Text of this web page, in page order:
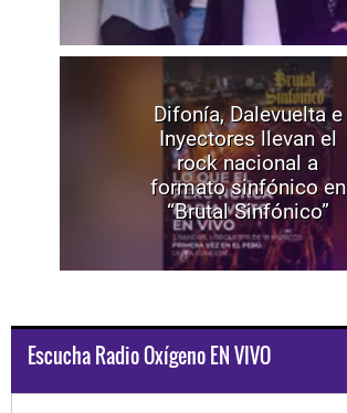
Difonía, Dalevuelta e
Inyectores llevan el
rock nacional a
formato sinfónico en
“Brutal Sinfónico”
Escucha Radio Oxígeno EN VIVO